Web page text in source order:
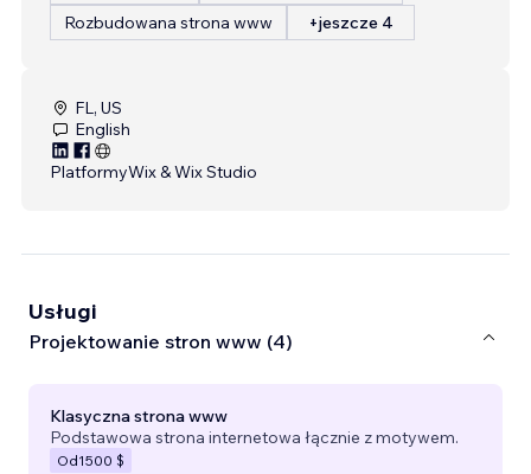
Rozbudowana strona www
+jeszcze 4
FL, US
English
PlatformyWix & Wix Studio
Usługi
Projektowanie stron www (4)
Klasyczna strona www
Podstawowa strona internetowa łącznie z motywem.
Od1500 $